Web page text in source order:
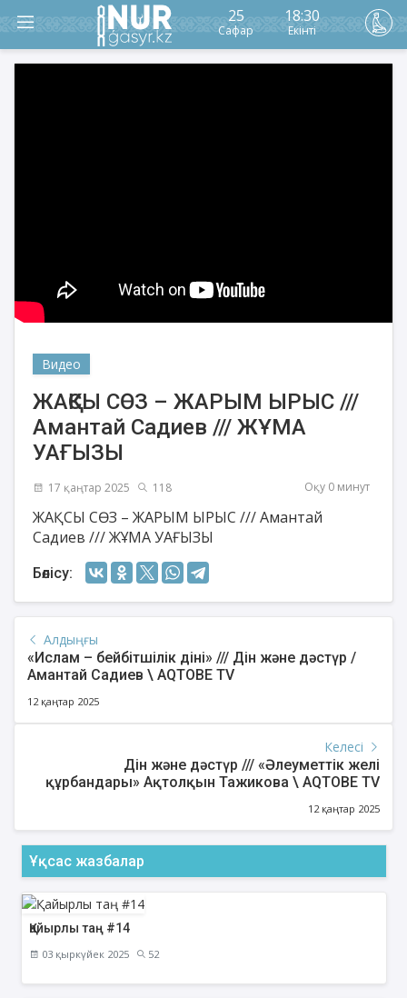
25
Сафар
18:30
Екінті
Видео
ЖАҚСЫ СӨЗ – ЖАРЫМ ЫРЫС ///
Амантай Садиев /// ЖҰМА
УАҒЫЗЫ
17 қаңтар 2025 118 Оқу 0 минут
ЖАҚСЫ СӨЗ – ЖАРЫМ ЫРЫС /// Амантай
Садиев /// ЖҰМА УАҒЫЗЫ
Бөлісу:
Алдыңғы
«Ислам – бейбітшілік діні» /// Дін және дәстүр /
Амантай Садиев \ AQTOBE TV
12 қаңтар 2025
Келесі
Дін және дәстүр /// «Әлеуметтік желі
құрбандары» Ақтолқын Тажикова \ AQTOBE TV
12 қаңтар 2025
Ұқсас жазбалар
Қайырлы таң #14
03 қыркүйек 2025 52